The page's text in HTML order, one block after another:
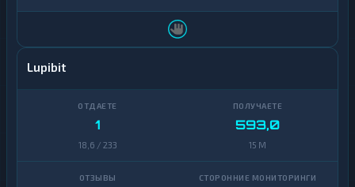
Lupibit
1
18,6 / 233
593,0
15 M